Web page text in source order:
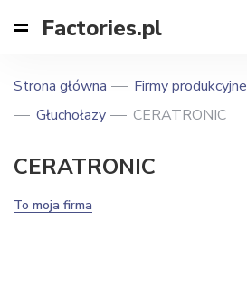
Factories.pl
Strona główna Firmy produkcyjne
Głuchołazy
CERATRONIC
CERATRONIC
To moja firma